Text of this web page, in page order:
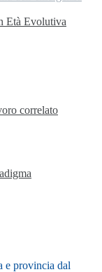
Età Evolutiva
correlato
e provincia dal